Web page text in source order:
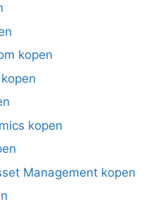
kopen
kopen
Management kopen